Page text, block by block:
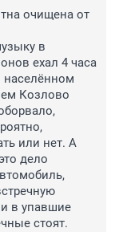
очищена от
в
ехал 4 часа
населённом
Козлово
или нет. А
дело
в упавшие
стоят.